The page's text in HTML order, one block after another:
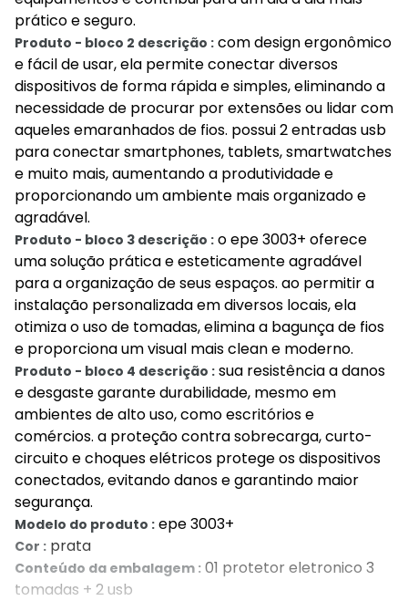
prático e seguro.
Produto - bloco 2 descrição : com design ergonômico
e fácil de usar, ela permite conectar diversos
dispositivos de forma rápida e simples, eliminando a
necessidade de procurar por extensões ou lidar com
aqueles emaranhados de fios. possui 2 entradas usb
para conectar smartphones, tablets, smartwatches
e muito mais, aumentando a produtividade e
proporcionando um ambiente mais organizado e
agradável.
Produto - bloco 3 descrição : o epe 3003+ oferece
uma solução prática e esteticamente agradável
para a organização de seus espaços. ao permitir a
instalação personalizada em diversos locais, ela
otimiza o uso de tomadas, elimina a bagunça de fios
e proporciona um visual mais clean e moderno.
Produto - bloco 4 descrição : sua resistência a danos
e desgaste garante durabilidade, mesmo em
ambientes de alto uso, como escritórios e
comércios. a proteção contra sobrecarga, curto-
circuito e choques elétricos protege os dispositivos
conectados, evitando danos e garantindo maior
segurança.
Modelo do produto : epe 3003+
Cor : prata
Conteúdo da embalagem : 01 protetor eletronico 3
tomadas + 2 usb